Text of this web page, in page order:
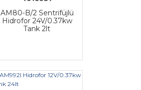
AM80-B/2 Sentrifüjlü
Hidrofor 24V/0.37kw
Tank 2lt